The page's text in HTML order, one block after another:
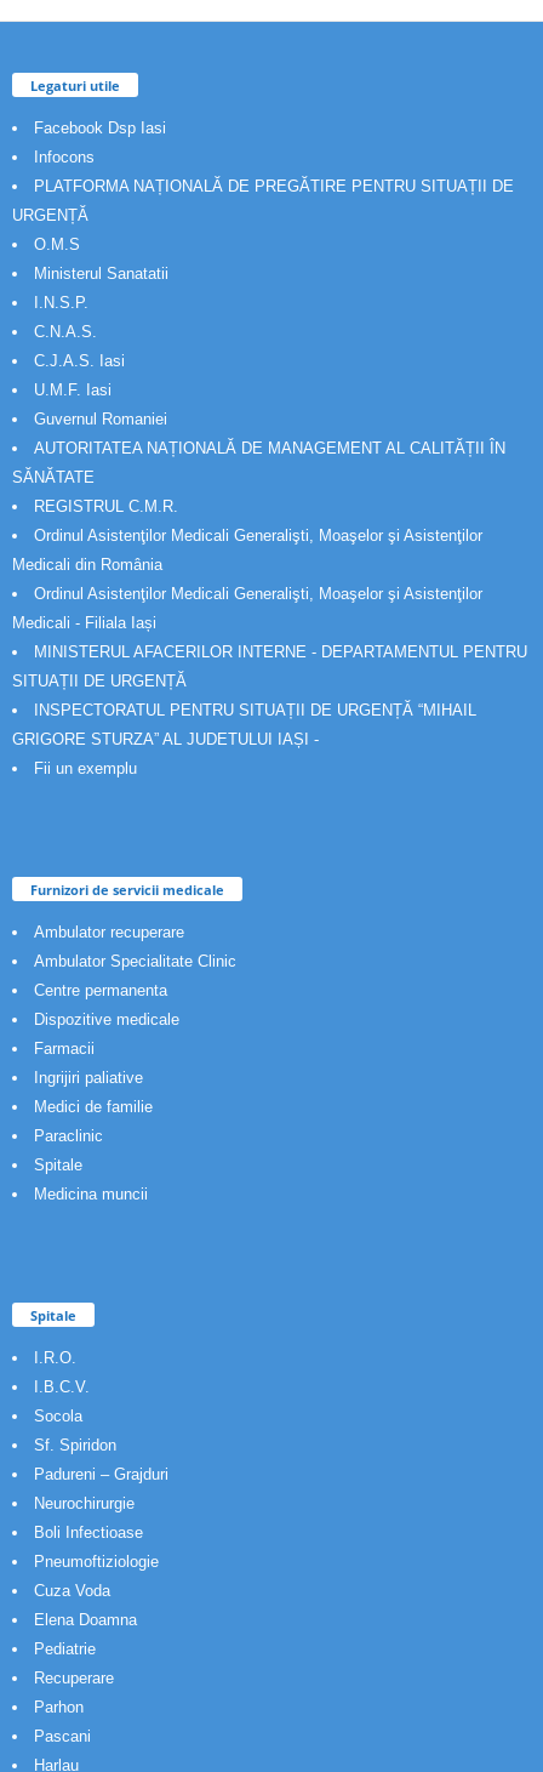
Legaturi utile
Facebook Dsp Iasi
Infocons
PLATFORMA NAȚIONALĂ DE PREGĂTIRE PENTRU SITUAȚII DE
URGENȚĂ
O.M.S
Ministerul Sanatatii
I.N.S.P.
C.N.A.S.
C.J.A.S. Iasi
U.M.F. Iasi
Guvernul Romaniei
AUTORITATEA NAȚIONALĂ DE MANAGEMENT AL CALITĂȚII ÎN
SĂNĂTATE
REGISTRUL C.M.R.
Ordinul Asistenţilor Medicali Generalişti, Moaşelor şi Asistenţilor
Medicali din România
Ordinul Asistenţilor Medicali Generalişti, Moaşelor şi Asistenţilor
Medicali - Filiala Iași
MINISTERUL AFACERILOR INTERNE - DEPARTAMENTUL PENTRU
SITUAȚII DE URGENȚĂ
INSPECTORATUL PENTRU SITUAȚII DE URGENȚĂ “MIHAIL
GRIGORE STURZA” AL JUDETULUI IAȘI -
Fii un exemplu
Furnizori de servicii medicale
Ambulator recuperare
Ambulator Specialitate Clinic
Centre permanenta
Dispozitive medicale
Farmacii
Ingrijiri paliative
Medici de familie
Paraclinic
Spitale
Medicina muncii
Spitale
I.R.O.
I.B.C.V.
Socola
Sf. Spiridon
Padureni – Grajduri
Neurochirurgie
Boli Infectioase
Pneumoftiziologie
Cuza Voda
Elena Doamna
Pediatrie
Recuperare
Parhon
Pascani
Harlau